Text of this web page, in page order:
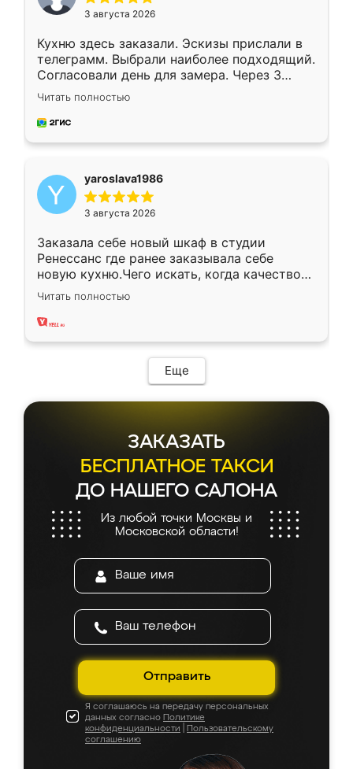
3 августа 2026
Кухню здесь заказали. Эскизы прислали в
телеграмм. Выбрали наиболее подходящий.
Согласовали день для замера. Через 3
недели кухня была уже готова. Остались
довольны работой. Спасибо Ренессанс
мебель за качественную работу!
Читать полностью
yaroslava1986
3 августа 2026
Заказала себе новый шкаф в студии
Ренессанс где ранее заказывала себе
новую кухню.Чего искать, когда качеством
вполне довольна. Служит кухня уже почти
два года, нареканий нет.
Читать полностью
Еще
ЗАКАЗАТЬ
БЕСПЛАТНОЕ ТАКСИ
ДО НАШЕГО САЛОНА
Из любой точки Москвы и
Московской области!
Отправить
Я соглашаюсь на передачу персональных
данных согласно Политике
конфиденциальности
Пользовательскому
соглашению